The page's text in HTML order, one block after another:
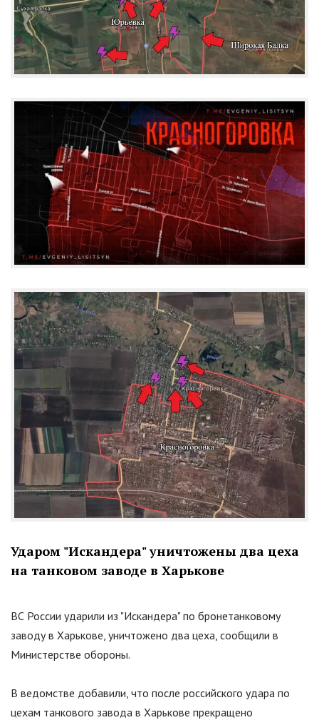
Ударом "Искандера"уничтожены два цеха
на танковом заводе в Харькове
ВС России ударили из "Искандера"по бронетанковому
заводу в Харькове, уничтожено два цеха, сообщили в
Министерстве обороны.
В ведомстве добавили, что после российского удара по
цехам танкового завода в Харькове прекращено